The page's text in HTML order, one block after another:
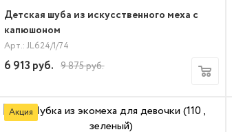
Детская шуба из искусственного меха с
капюшоном
Арт.: JL624/1/74
6 913 руб. 9 875руб.
Акция